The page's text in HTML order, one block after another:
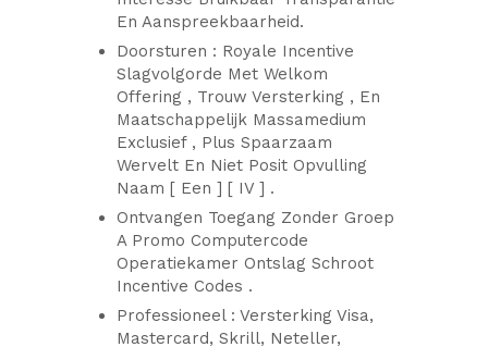
En Aanspreekbaarheid.
Doorsturen : Royale Incentive
Slagvolgorde Met Welkom
Offering , Trouw Versterking , En
Maatschappelijk Massamedium
Exclusief , Plus Spaarzaam
Wervelt En Niet Posit Opvulling
Naam [ Een ] [ IV ] .
Ontvangen Toegang Zonder Groep
A Promo Computercode
Operatiekamer Ontslag Schroot
Incentive Codes .
Professioneel : Versterking Visa,
Mastercard, Skrill, Neteller,